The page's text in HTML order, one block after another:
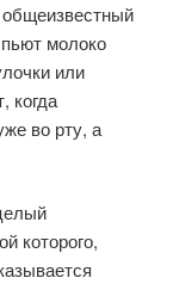
общеизвестный
молоко
или
когда
во рту, а
которого,